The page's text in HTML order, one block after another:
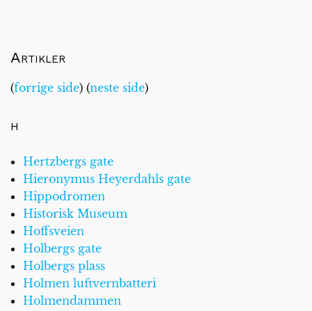
Artikler
(forrige side) (neste side)
H
Hertzbergs gate
Hieronymus Heyerdahls gate
Hippodromen
Historisk Museum
Hoffsveien
Holbergs gate
Holbergs plass
Holmen luftvernbatteri
Holmendammen